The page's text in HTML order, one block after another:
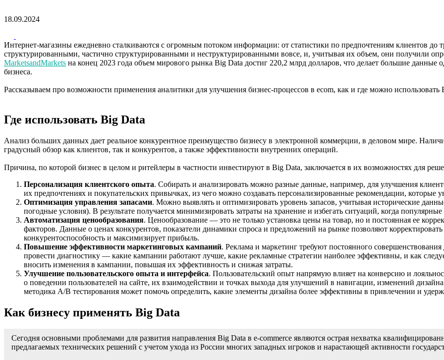
18.09.2024
Интернет-магазины ежедневно сталкиваются с огромным потоком информации: от статистики по предпочтениям клиентов
структурированными, частично структурированными и неструктурированными вовсе, и, учитывая их объем, они получили
MarketsandMarkets на конец 2023 года объем мирового рынка Big Data достиг 220,2 млрд долларов, что делает большие
бизнеса.
Рассказываем про возможности применения аналитики для улучшения бизнес-процессов в ecom, как и где можно
Где использовать Big Data
Анализ больших данных дает реальное конкурентное преимущество бизнесу в электронной коммерции, в деловом мире.
градусный обзор как клиентов, так и конкурентов, а также эффективности внутренних операций.
Причина, по которой бизнес в целом и ритейлеры в частности инвестируют в Big Data, заключается в их возможностях для
Персонализация клиентского опыта. Собирать и анализировать можно разные данные, например, для улучшения
их предпочтениях и покупательских привычках, из чего можно создавать персонализированные рекомендации,
Оптимизация управления запасами. Можно выявлять и оптимизировать уровень запасов, учитывая исторические
погодные условия). В результате получается минимизировать затраты на хранение и избегать ситуаций, когда
Автоматизация ценообразования. Ценообразование — это не только установка цены на товар, но и постоянная ее
факторов. Данные о ценах конкурентов, показатели динамики спроса и предложений на рынке позволяют
конкурентоспособность и максимизирует прибыль.
Повышение эффективности маркетинговых кампаний. Реклама и маркетинг требуют постоянного
провести диагностику — какие кампании работают лучше, какие рекламные стратегии наиболее эффективны, и как
вносить изменения в кампании, повышая их эффективность и снижая затраты.
Улучшение пользовательского опыта и интерфейса. Пользовательский опыт напрямую влияет на конверсию и
о поведении пользователей на сайте, их взаимодействии и точках выхода для улучшений в навигации, изменений
методика A/B тестирования может помочь определить, какие элементы дизайна более эффективны в привлечении и
Как бизнесу применять Big Data
Сегодня основными проблемами для развития направления Big Data в e-commerce являются острая нехватка
предлагаемых технических решений с учетом ухода из России многих западных игроков и нарастающей активности